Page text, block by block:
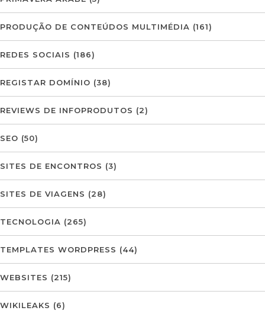
PRODUÇÃO DE CONTEÚDOS MULTIMÉDIA (161)
REDES SOCIAIS (186)
REGISTAR DOMÍNIO (38)
REVIEWS DE INFOPRODUTOS (2)
SEO (50)
SITES DE ENCONTROS (3)
SITES DE VIAGENS (28)
TECNOLOGIA (265)
TEMPLATES WORDPRESS (44)
WEBSITES (215)
WIKILEAKS (6)